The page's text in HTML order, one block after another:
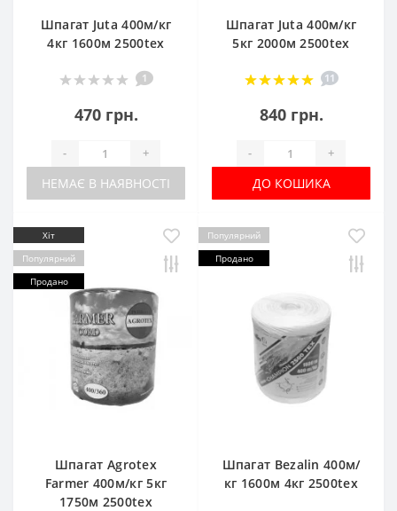
Шпагат Juta 400м/кг
4кг 1600м 2500tex
1
470 грн.
- +
НЕМАЄ В НАЯВНОСТІ
Шпагат Juta 400м/кг
5кг 2000м 2500tex
11
840 грн.
- +
ДО КОШИКА
Хіт
Популярний
Продано
Шпагат Agrotex
Farmer 400м/кг 5кг
1750м 2500tex
Популярний
Продано
Шпагат Bezalin 400м/
кг 1600м 4кг 2500tex